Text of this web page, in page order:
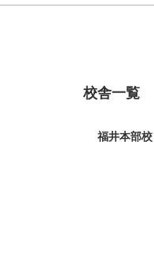
校舎一覧
福井本部校